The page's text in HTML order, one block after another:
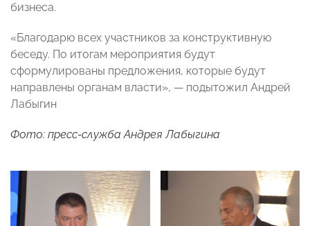
бизнеса.
«Благодарю всех участников за конструктивную
беседу. По итогам мероприятия будут
сформулированы предложения, которые будут
направлены органам власти», — подытожил Андрей
Лабыгин
Фото: пресс-служба Андрея Лабыгина